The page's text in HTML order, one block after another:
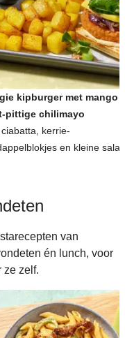
kipburger met mango
pittige chilimayo
kerrie-
en kleine
van
én lunch, voor
ze zelf.